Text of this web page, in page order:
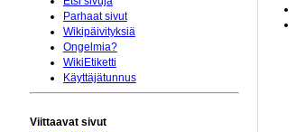
Parhaat sivut
Wikipäivityksiä
Ongelmia?
WikiEtiketti
Käyttäjätunnus
Viittaavat sivut